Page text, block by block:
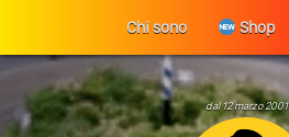
Chi sono Shop
dal 12 marzo 2001